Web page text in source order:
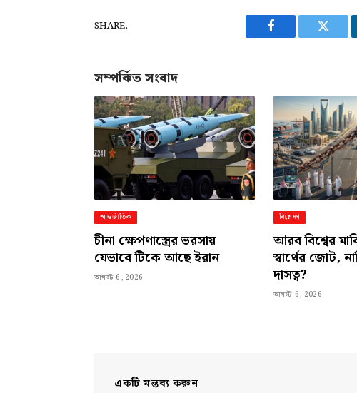
SHARE.
Facebook
সম্পর্কিত সংবাদ
আন্তর্জাতিক
চীনা ক্ষেপণাস্ত্রের ভরসায়
যেভাবে টিকে আছে ইরান
আগস্ট 6, 2026
বিশ্লেষণ
আরব বিশ্বের
স্বার্থের জোট,
দাসত্ব?
আগস্ট 6, 2026
একটি মন্তব্য করুন